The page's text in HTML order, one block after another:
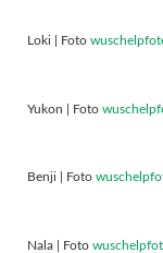
Loki | Foto
Yukon | Foto
Benji | Foto
Nala | Foto